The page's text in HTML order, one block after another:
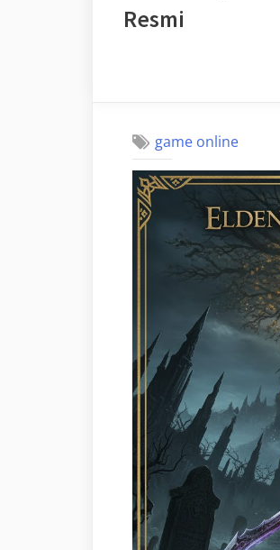
Resmi
game online